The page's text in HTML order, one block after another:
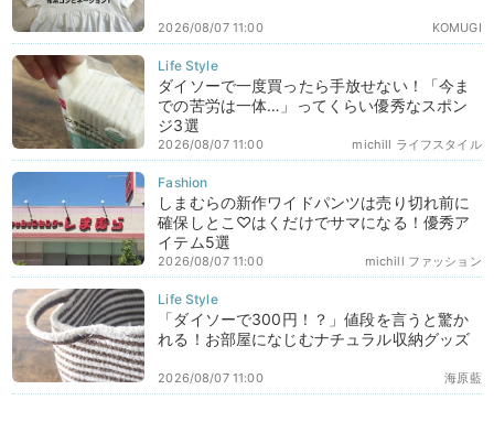
KOMUGI
2026/08/07 11:00
ダイソーで一度買ったら手放せない！「今ま
での苦労は一体…」ってくらい優秀なスポン
ジ3選
michill ライフスタイル
2026/08/07 11:00
しまむらの新作ワイドパンツは売り切れ前に
確保しとこ♡はくだけでサマになる！優秀ア
イテム5選
michill ファッション
2026/08/07 11:00
「ダイソーで300円！？」値段を言うと驚か
れる！お部屋になじむナチュラル収納グッズ
海原藍
2026/08/07 11:00